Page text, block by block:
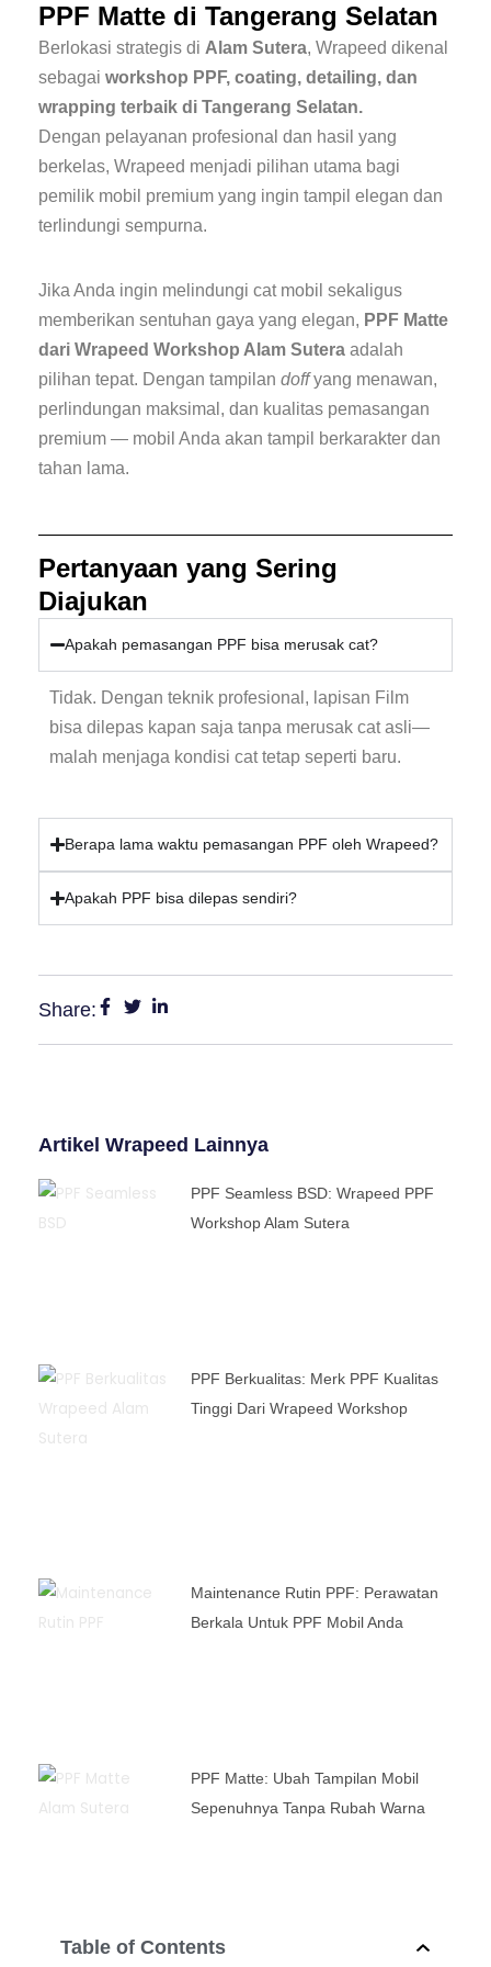
PPF Matte di Tangerang Selatan
Berlokasi strategis di Alam Sutera, Wrapeed dikenal
sebagai workshop PPF, coating, detailing, dan
wrapping terbaik di Tangerang Selatan.
Dengan pelayanan profesional dan hasil yang
berkelas, Wrapeed menjadi pilihan utama bagi
pemilik mobil premium yang ingin tampil elegan dan
terlindungi sempurna.
Jika Anda ingin melindungi cat mobil sekaligus
memberikan sentuhan gaya yang elegan, PPF Matte
dari Wrapeed Workshop Alam Sutera adalah
pilihan tepat. Dengan tampilan doffyang menawan,
perlindungan maksimal, dan kualitas pemasangan
premium — mobil Anda akan tampil berkarakter dan
tahan lama.
Pertanyaan yang Sering
Diajukan
Apakah pemasangan PPF bisa merusak cat?
Tidak. Dengan teknik profesional, lapisan Film
bisa dilepas kapan saja tanpa merusak cat asli—
malah menjaga kondisi cat tetap seperti baru.
Berapa lama waktu pemasangan PPF oleh Wrapeed?
Apakah PPF bisa dilepas sendiri?
Share:
Artikel Wrapeed Lainnya
PPF Seamless BSD: Wrapeed PPF
Workshop Alam Sutera
PPF Berkualitas: Merk PPF Kualitas
Tinggi Dari Wrapeed Workshop
Maintenance Rutin PPF: Perawatan
Berkala Untuk PPF Mobil Anda
PPF Matte: Ubah Tampilan Mobil
Sepenuhnya Tanpa Rubah Warna
Table of Contents